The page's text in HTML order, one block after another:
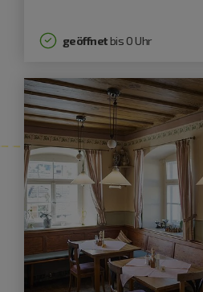
geöffnetbis 0 Uhr